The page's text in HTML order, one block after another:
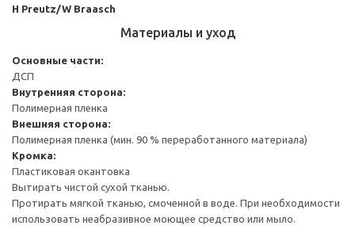
H Preutz/W Braasch
Материалы и уход
Основные части:
ДСП
Внутренняя сторона:
Полимерная пленка
Внешняя сторона:
Полимерная пленка (мин. 90 % переработанного материала)
Кромка:
Пластиковая окантовка
Вытирать чистой сухой тканью.
Протирать мягкой тканью, смоченной в воде. При необходимости
использовать неабразивное моющее средство или мыло.